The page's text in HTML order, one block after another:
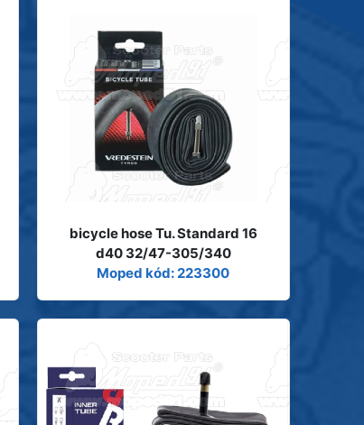
bicycle hose Tu. Standard 16
d40 32/47-305/340
Moped kód: 223300